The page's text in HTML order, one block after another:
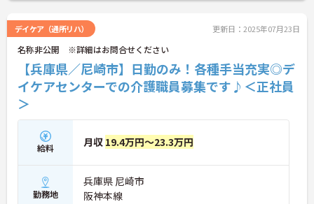
デイケア（通所リハ） 更新日：2025年07月23日
名称非公開 ※詳細はお問合せください
【兵庫県／尼崎市】日勤のみ！各種手当充実◎デ
イケアセンターでの介護職員募集です♪＜正社員
＞
給料 月収 19.4万円～23.3万円
勤務地
兵庫県 尼崎市
阪神本線